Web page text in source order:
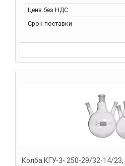
Цена без НДС
Срок поставки
Колба КГУ-3- 250-29/32-14/23,